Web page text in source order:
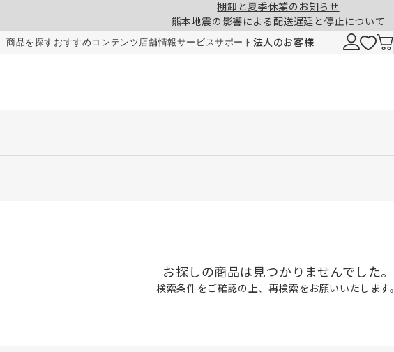
棚卸と夏季休業のお知らせ
熊本地震の影響による配送遅延と停止について
商品を探す おすすめコンテンツ 店舗情報サービスサポート 法人のお客様
お探しの商品は見つかりませんでした。
検索条件をご確認の上、再検索をお願いいたします。